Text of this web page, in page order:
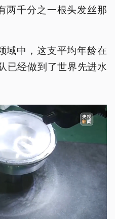
两千分之一根头发丝那
域中，这支平均年龄在
已经做到了世界先进水